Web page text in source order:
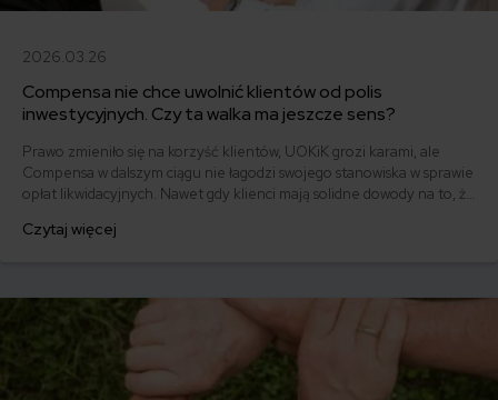
2026.03.26
Compensa nie chce uwolnić klientów od polis
inwestycyjnych. Czy ta walka ma jeszcze sens?
Prawo zmieniło się na korzyść klientów, UOKiK grozi karami, ale
Compensa w dalszym ciągu nie łagodzi swojego stanowiska w sprawie
opłat likwidacyjnych. Nawet gdy klienci mają solidne dowody na to, że
Dziś opisuję potyczki z ubezpieczycielem dwóch klientek, które
Czytaj więcej